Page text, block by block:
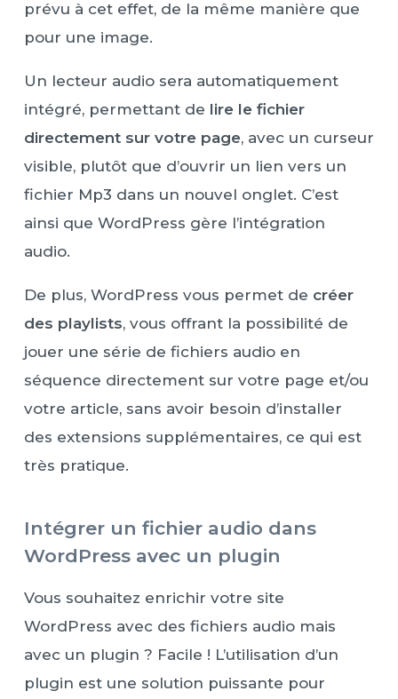
prévu à cet effet, de la même manière que
pour une image.
Un lecteur audio sera automatiquement
intégré, permettant de lire le fichier
directement sur votre page, avec un curseur
visible, plutôt que d’ouvrir un lien vers un
fichier Mp3 dans un nouvel onglet. C’est
ainsi que WordPress gère l’intégration
audio.
De plus, WordPress vous permet de créer
des playlists, vous offrant la possibilité de
jouer une série de fichiers audio en
séquence directement sur votre page et/ou
votre article, sans avoir besoin d’installer
des extensions supplémentaires, ce qui est
très pratique.
Intégrer un fichier audio dans
WordPress avec un plugin
Vous souhaitez enrichir votre site
WordPress avec des fichiers audio mais
avec un plugin ? Facile ! L’utilisation d’un
plugin est une solution puissante pour